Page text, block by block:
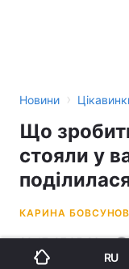
Новини ›
Що
стояли у
КАРИНА
20:17, 07.05.26
RU